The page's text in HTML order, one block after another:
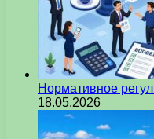
Нормативное
18.05.2026